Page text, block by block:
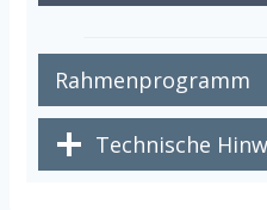
Rahmenprogramm
Technische